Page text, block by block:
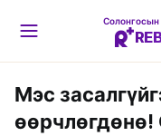
Мэс
өөрчлөгдөнө!